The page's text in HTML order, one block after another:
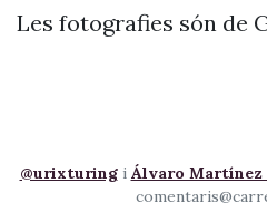
Les fotografies són de
@urixturingi Álvaro Martínez